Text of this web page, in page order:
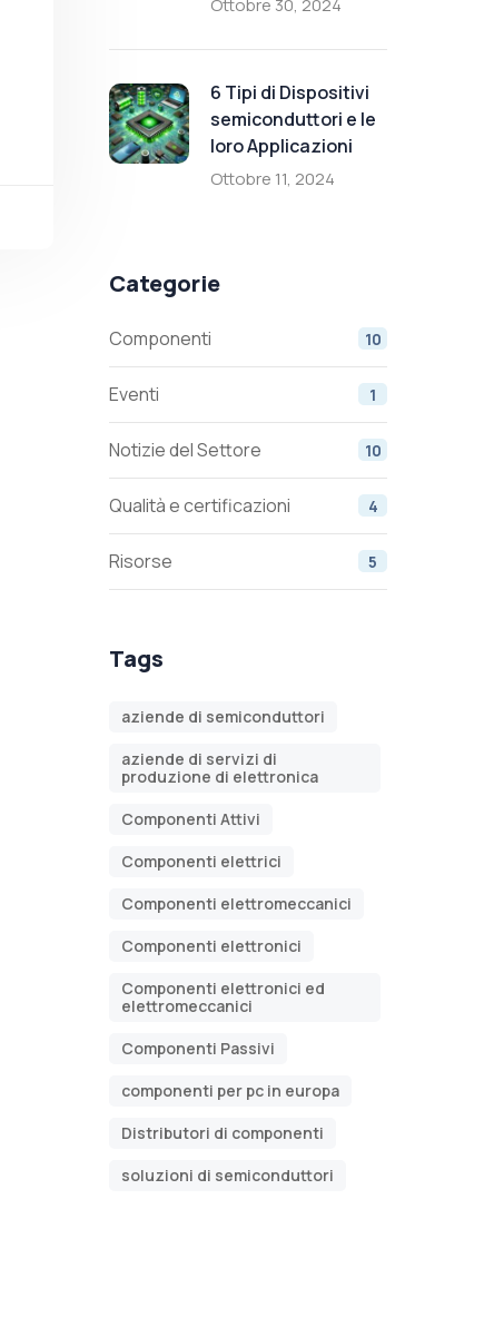
Ottobre 30, 2024
6 Tipi di Dispositivi
semiconduttori e le
loro Applicazioni
Ottobre 11, 2024
Categorie
Componenti 10
Eventi 1
Notizie del Settore 10
Qualità e certificazioni 4
Risorse 5
Tags
aziende di semiconduttori
aziende di servizi di
produzione di elettronica
Componenti Attivi
Componenti elettrici
Componenti elettromeccanici
Componenti elettronici
Componenti elettronici ed
elettromeccanici
Componenti Passivi
componenti per pc in europa
Distributori di componenti
soluzioni di semiconduttori